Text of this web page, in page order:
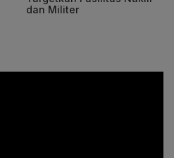
dan Militer